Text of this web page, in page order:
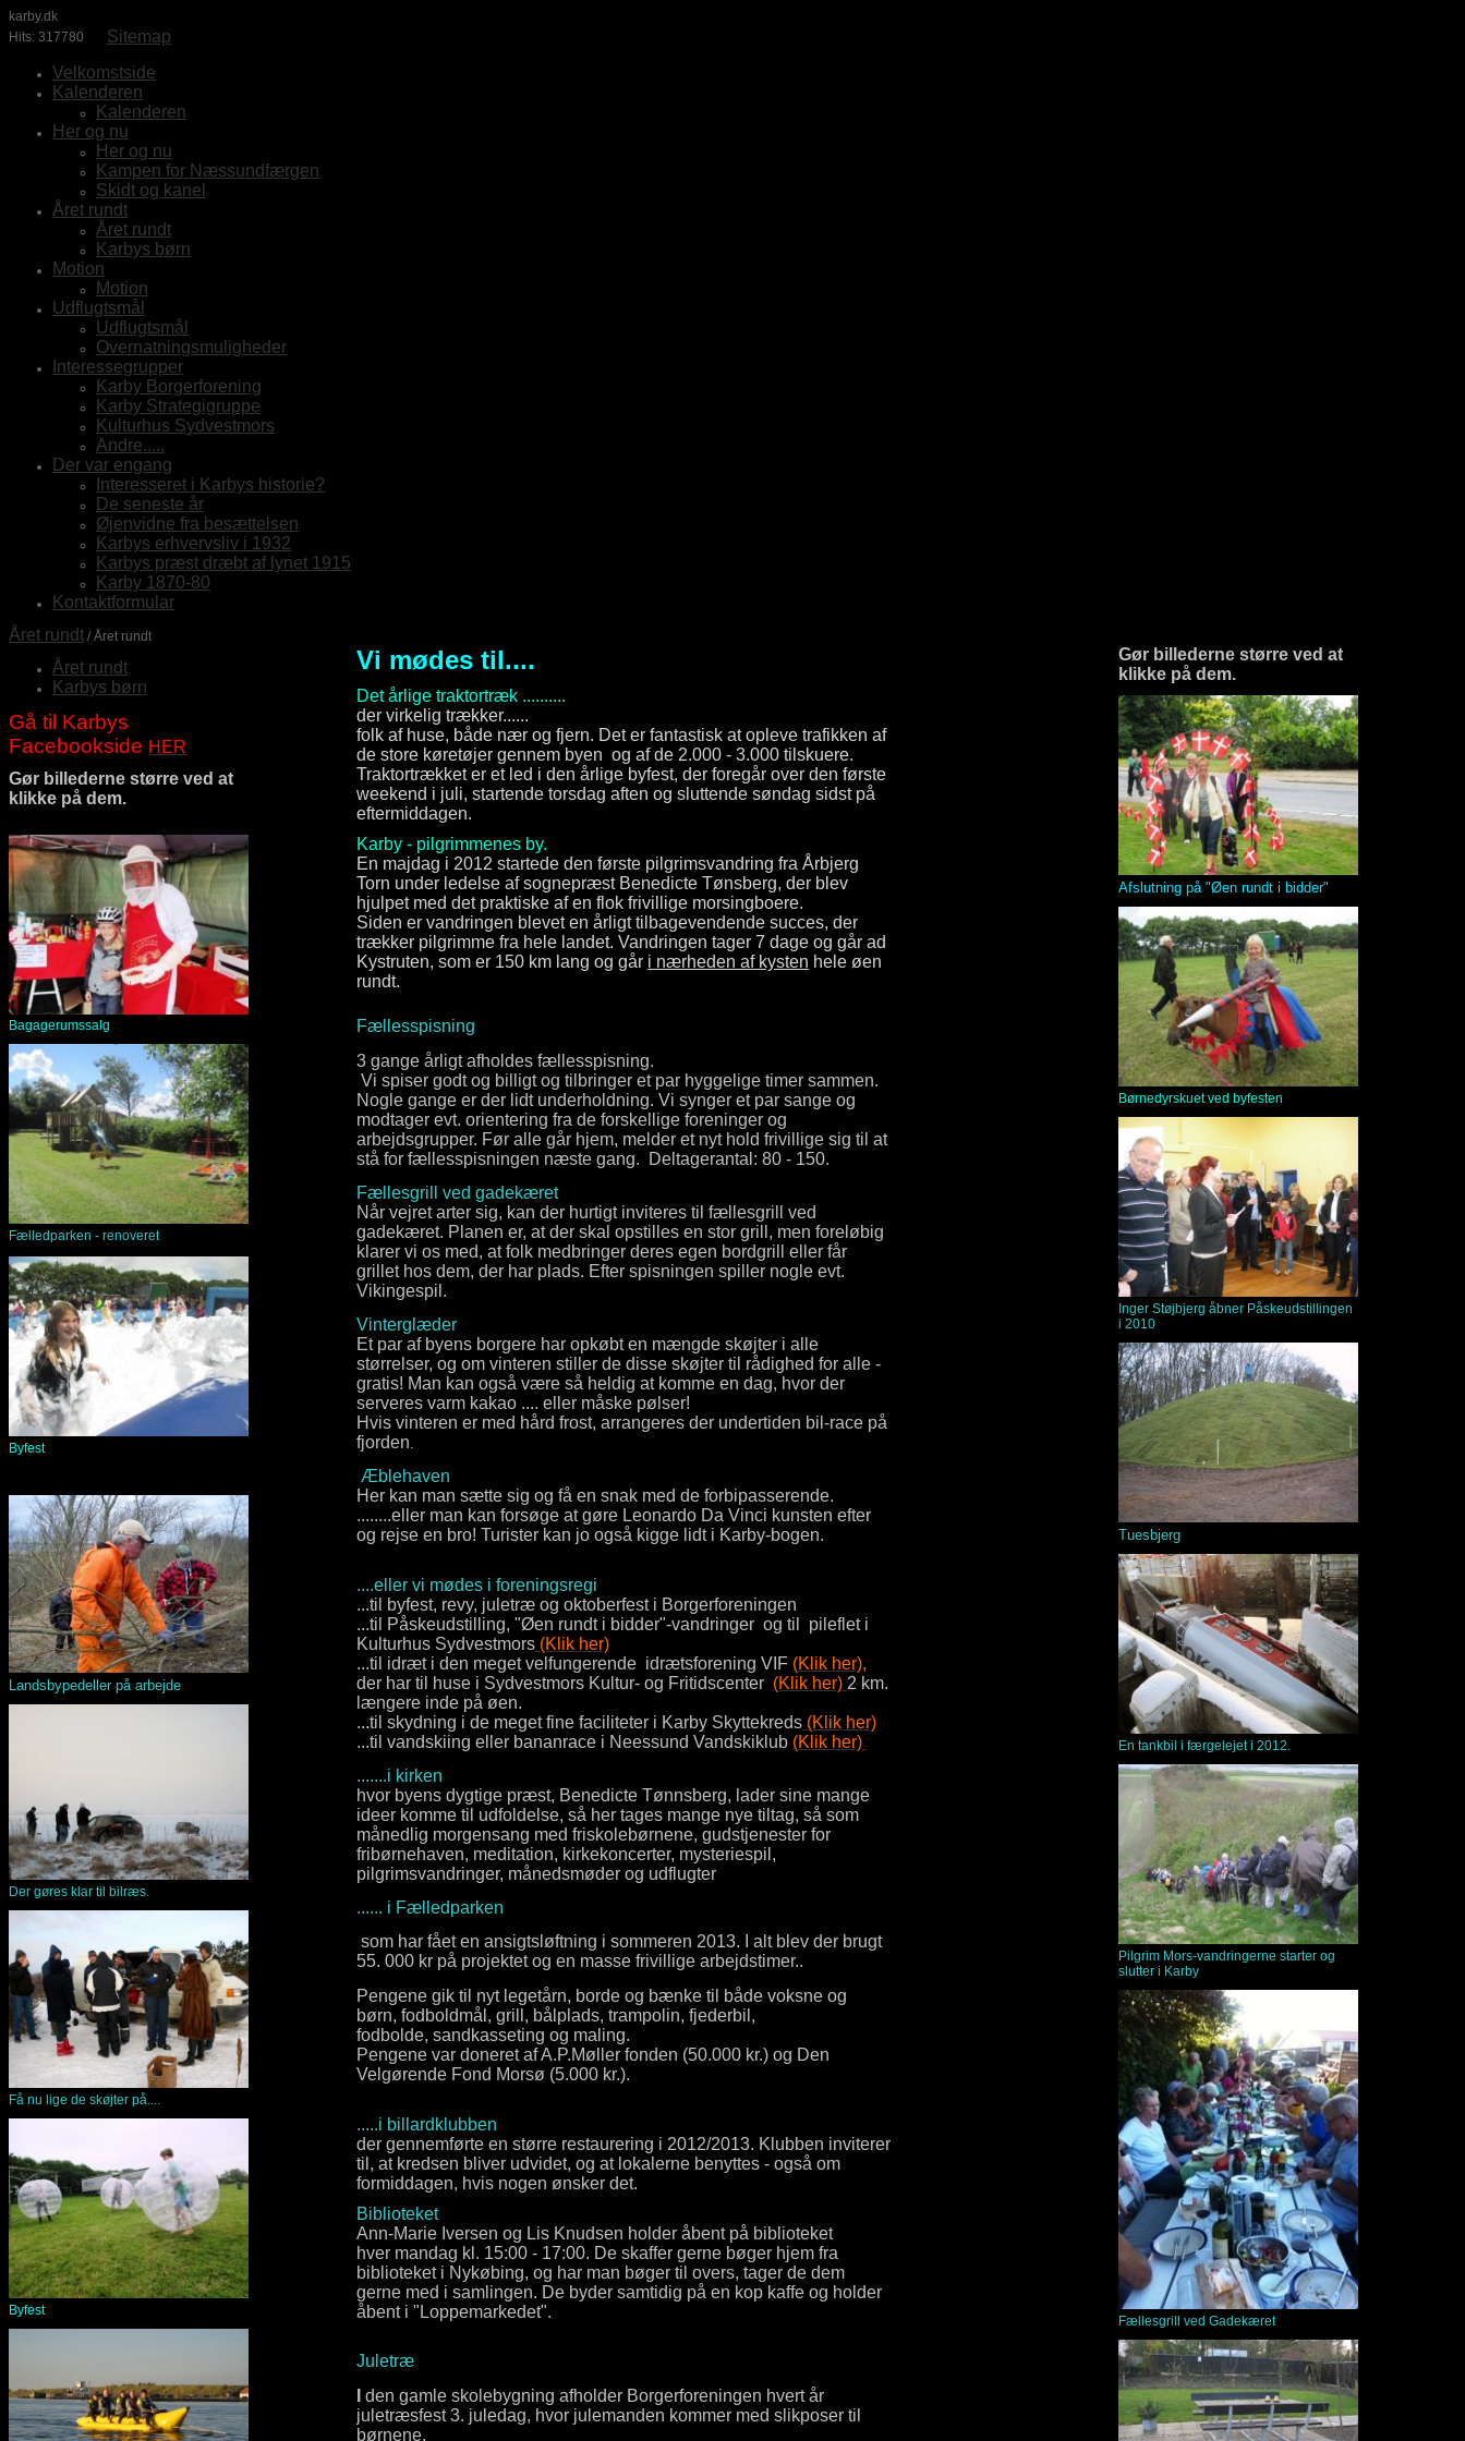
karby.dk
Hits: 317780
Sitemap
Velkomstside
Kalenderen
Kalenderen
Her og nu
Her og nu
Kampen for Næssundfærgen
Skidt og kanel
Året rundt
Året rundt
Karbys børn
Motion
Motion
Udflugtsmål
Udflugtsmål
Overnatningsmuligheder
Interessegrupper
Karby Borgerforening
Karby Strategigruppe
Kulturhus Sydvestmors
Andre.....
Der var engang
Interesseret i Karbys historie?
De seneste år
Øjenvidne fra besættelsen
Karbys erhvervsliv i 1932
Karbys præst dræbt af lynet 1915
Karby 1870-80
Kontaktformular
Året rundt / Året rundt
Året rundt
Karbys børn
Gå til Karbys
Facebookside HER
Gør billederne større ved at
klikke på dem.
Bagagerumssalg
Fælledparken - renoveret
Byfest
Landsbypedeller på arbejde
Der gøres klar til bilræs.
Få nu lige de skøjter på....
Byfest
Vi mødes til....
Det årlige traktortræk ..........
der virkelig trækker......
folk af huse, både nær og fjern. Det er fantastisk at opleve trafikken af
de store køretøjer gennem byen og af de 2.000 - 3.000 tilskuere.
Traktortrækket er et led i den årlige byfest, der foregår over den første
weekend i juli, startende torsdag aften og sluttende søndag sidst på
eftermiddagen.
Karby - pilgrimmenes by.
En majdag i 2012 startede den første pilgrimsvandring fra Årbjerg
Torn under ledelse af sognepræst Benedicte Tønsberg, der blev
hjulpet med det praktiske af en flok frivillige morsingboere.
Siden er vandringen blevet en årligt tilbagevendende succes, der
trækker pilgrimme fra hele landet. Vandringen tager 7 dage og går ad
Kystruten, som er 150 km lang og går i nærheden af kysten hele øen
rundt.
Fællesspisning
3 gange årligt afholdes fællesspisning.
Vi spiser godt og billigt og tilbringer et par hyggelige timer sammen.
Nogle gange er der lidt underholdning. Vi synger et par sange og
modtager evt. orientering fra de forskellige foreninger og
arbejdsgrupper. Før alle går hjem, melder et nyt hold frivillige sig til at
stå for fællesspisningen næste gang. Deltagerantal: 80 - 150.
Fællesgrill ved gadekæret
Når vejret arter sig, kan der hurtigt inviteres til fællesgrill ved
gadekæret. Planen er, at der skal opstilles en stor grill, men foreløbig
klarer vi os med, at folk medbringer deres egen bordgrill eller får
grillet hos dem, der har plads. Efter spisningen spiller nogle evt.
Vikingespil.
Vinterglæder
Et par af byens borgere har opkøbt en mængde skøjter i alle
størrelser, og om vinteren stiller de disse skøjter til rådighed for alle -
gratis! Man kan også være så heldig at komme en dag, hvor der
serveres varm kakao .... eller måske pølser!
Hvis vinteren er med hård frost, arrangeres der undertiden bil-race på
fjorden.
Æblehaven
Her kan man sætte sig og få en snak med de forbipasserende.
........eller man kan forsøge at gøre Leonardo Da Vinci kunsten efter
og rejse en bro! Turister kan jo også kigge lidt i Karby-bogen.
....eller vi mødes i foreningsregi
...til byfest, revy, juletræ og oktoberfest i Borgerforeningen
...til Påskeudstilling, "Øen rundt i bidder"-vandringer og til pileflet i
Kulturhus Sydvestmors (Klik her)
...til idræt i den meget velfungerende idrætsforening VIF (Klik her),
der har til huse i Sydvestmors Kultur- og Fritidscenter (Klik her) 2 km.
længere inde på øen.
...til skydning i de meget fine faciliteter i Karby Skyttekreds (Klik her)
...til vandskiing eller bananrace i Neessund Vandskiklub (Klik her)
.......i kirken
hvor byens dygtige præst, Benedicte Tønnsberg, lader sine mange
ideer komme til udfoldelse, så her tages mange nye tiltag, så som
månedlig morgensang med friskolebørnene, gudstjenester for
fribørnehaven, meditation, kirkekoncerter, mysteriespil,
pilgrimsvandringer, månedsmøder og udflugter
...... i Fælledparken
som har fået en ansigtsløftning i sommeren 2013. I alt blev der brugt
55. 000 kr på projektet og en masse frivillige arbejdstimer..
Pengene gik til nyt legetårn, borde og bænke til både voksne og
børn, fodboldmål, grill, bålplads, trampolin, fjederbil,
fodbolde, sandkasseting og maling.
Pengene var doneret af A.P.Møller fonden (50.000 kr.) og Den
Velgørende Fond Morsø (5.000 kr.).
.....i billardklubben
der gennemførte en større restaurering i 2012/2013. Klubben inviterer
til, at kredsen bliver udvidet, og at lokalerne benyttes - også om
formiddagen, hvis nogen ønsker det.
Biblioteket
Ann-Marie Iversen og Lis Knudsen holder åbent på biblioteket
hver mandag kl. 15:00 - 17:00. De skaffer gerne bøger hjem fra
biblioteket i Nykøbing, og har man bøger til overs, tager de dem
gerne med i samlingen. De byder samtidig på en kop kaffe og holder
åbent i "Loppemarkedet".
Juletræ
den gamle skolebygning afholder Borgerforeningen hvert år
juletræsfest 3. juledag, hvor julemanden kommer med slikposer til
børnene.
Gør billederne større ved at
klikke på dem.
Afslutning på "Øen rundt i bidder"
Børnedyrskuet ved byfesten
Inger Støjbjerg åbner Påskeudstillingen
i 2010
Tuesbjerg
En tankbil i færgelejet i 2012.
Pilgrim Mors-vandringerne starter og
slutter i Karby
Fællesgrill ved Gadekæret